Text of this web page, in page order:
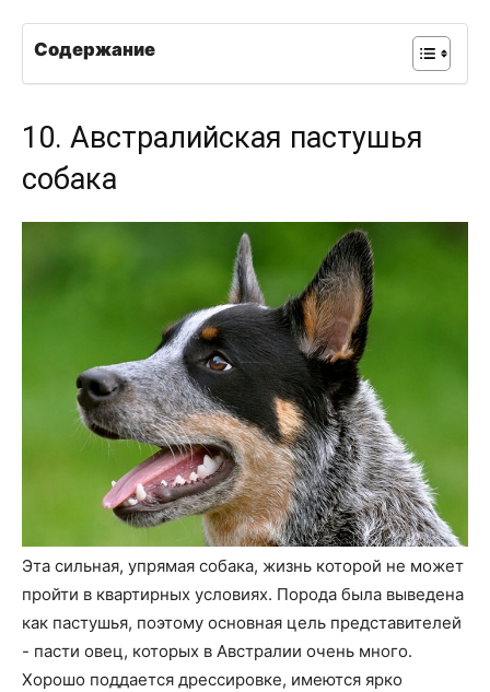
Содержание
10. Австралийская пастушья
собака
Эта сильная, упрямая собака, жизнь которой не может
пройти в квартирных условиях. Порода была выведена
как пастушья, поэтому основная цель представителей
- пасти овец, которых в Австралии очень много.
Хорошо поддается дрессировке, имеются ярко